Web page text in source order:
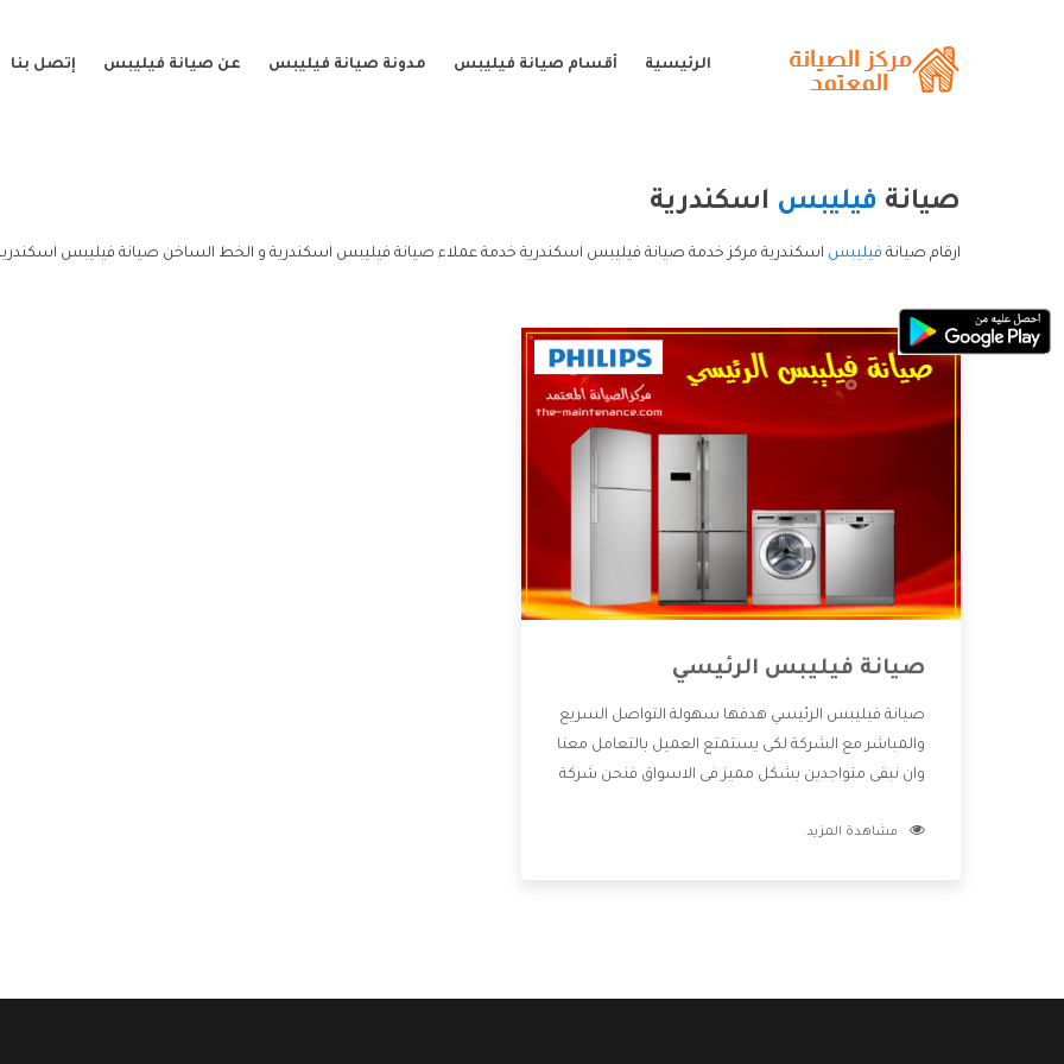
الرئيسية أقسام صيانة فيليبس مدونة صيانة فيليبس عن صيانة فيليبس إتصل بنا
صيانة فيليبس اسكندرية
ارقام صيانة فيليبس اسكندرية مركز خدمة صيانة فيليبس اسكندرية خدمة عملاء صيانة فيليبس اسكندرية و الخط الساخن صيانة فيليبس
صيانة فيليبس الرئيسي
صيانة فيليبس الرئيسي هدفها سهولة التواصل السريع
والمباشر مع الشركة لكى يستمتع العميل بالتعامل معنا
وان نبقى متواجدين بشكل مميز فى الاسواق فنحن شركة
بالخدمات التى تنفرد الشركة بها والتى تكون منها خدمة
مشاهدة المزيد